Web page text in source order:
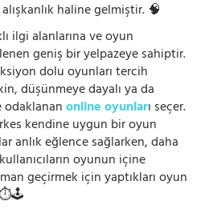
haline gelmiştir. 🧠
ilgi alanlarına ve oyun
geniş bir yelpazeye sahiptir.
dolu oyunları tercih
düşünmeye dayalı ya da
online oyunları seçer.
kendine uygun bir oyun
anlık eğlence sağlarken, daha
oyunun içine
geçirmek için yaptıkları oyun
⏱️🕹️